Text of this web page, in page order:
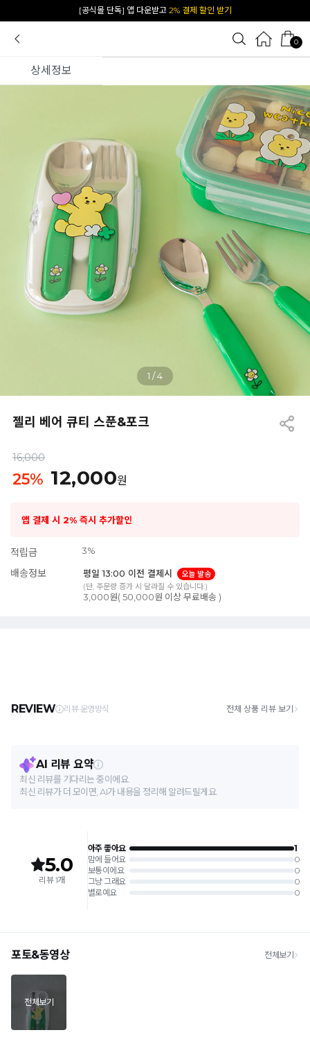
카카오 플친 추가하면1천원 즉시 할인 쿠폰
0
상세정보
1 /4
젤리 베어 큐티 스푼&포크
16,000
25% 12,000원
앱 결제 시 2% 즉시 추가할인
적립금 3%
배송정보 평일 13:00 이전 결제시
오늘 발송
(단, 주문량 증가 시 달라질 수 있습니다.)
3,000원( 50,000원 이상 무료배송 )